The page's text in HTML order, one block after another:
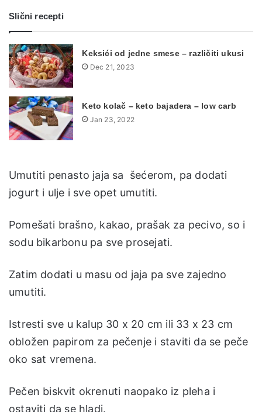
Slični recepti
Keksići od jedne smese – različiti ukusi
Dec 21, 2023
Keto kolač – keto bajadera – low carb
Jan 23, 2022
Umutiti penasto jaja sa šećerom, pa dodati
jogurt i ulje i sve opet umutiti.
Pomešati brašno, kakao, prašak za pecivo, so i
sodu bikarbonu pa sve prosejati.
Zatim dodati u masu od jaja pa sve zajedno
umutiti.
Istresti sve u kalup 30 x 20 cm ili 33 x 23 cm
obložen papirom za pečenje i staviti da se peče
oko sat vremena.
Pečen biskvit okrenuti naopako iz pleha i
ostaviti da se hladi.